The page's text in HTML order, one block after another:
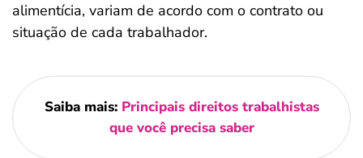
alimentícia, variam de acordo com o contrato ou
situação de cada trabalhador.
Saiba mais: Principais direitos trabalhistas
que você precisa saber